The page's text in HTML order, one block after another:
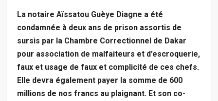
La notaire Aïssatou Guèye Diagne a été
condamnée à deux ans de prison assortis de
sursis par la Chambre Correctionnel de Dakar
pour association de malfaiteurs et d’escroquerie,
faux et usage de faux et complicité de ces chefs.
Elle devra également payer la somme de 600
millions de nos francs au plaignant. Et son co-